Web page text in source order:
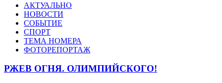
АКТУАЛЬНО
НОВОСТИ
СОБЫТИЕ
СПОРТ
ТЕМА НОМЕРА
ФОТОРЕПОРТАЖ
РЖЕВ ОГНЯ. ОЛИМПИЙСКОГО!